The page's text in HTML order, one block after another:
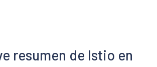
resumen de Istio en